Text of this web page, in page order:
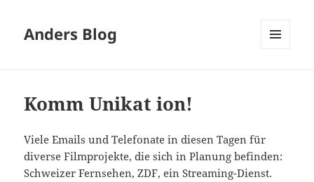
Anders Blog
Komm Unikat ion!
Viele Emails und Telefonate in diesen Tagen für
diverse Filmprojekte, die sich in Planung befinden:
Schweizer Fernsehen, ZDF, ein Streaming-Dienst.